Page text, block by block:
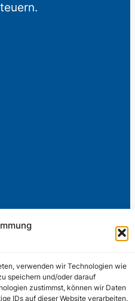
verwenden wir Technologien wie
speichern und/oder darauf
zustimmst, können wir Daten
IDs auf dieser Website verarbeiten.
Aufrechterhaltung